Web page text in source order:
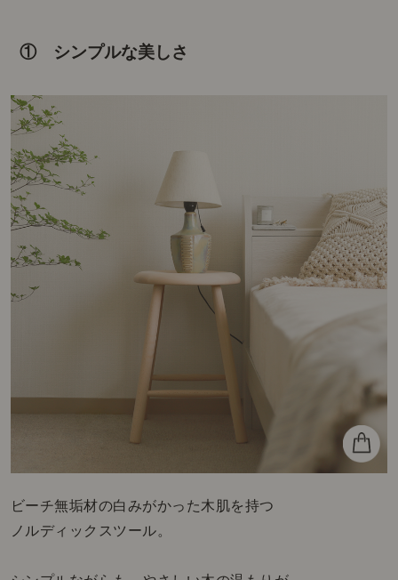
① シンプルな美しさ
ビーチ無垢材の白みがかった木肌を持つ
ノルディックスツール。